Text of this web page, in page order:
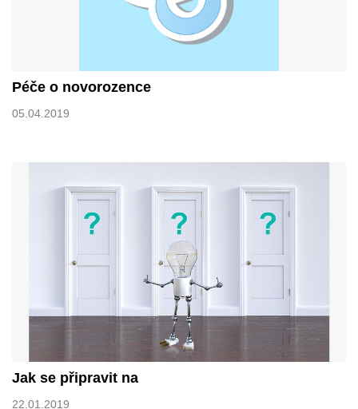
Péče o novorozence
05.04.2019
Jak se připravit na
22.01.2019